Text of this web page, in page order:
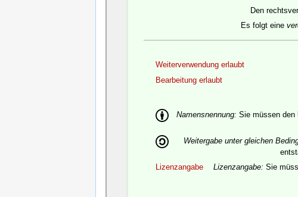
Den
Es folgt eine
Weiterverwendung erlaubt
Bearbeitung erlaubt
Namensnennung: Sie müssen den
Weitergabe unter gleichen
Lizenzangabe
Lizenzangabe: Sie